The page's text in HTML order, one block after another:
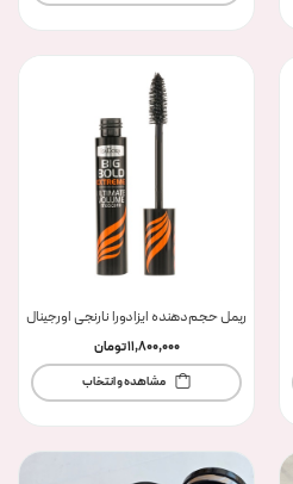
ریمل حجم‌دهنده ایزادورا نارنجی اورجینال
11,800,000تومان
مشاهده و انتخاب